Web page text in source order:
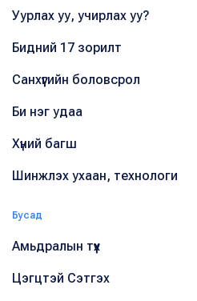
Уурлах уу, учирлах уу?
Бидний 17 зорилт
Санхүүгийн боловсрол
Би нэг удаа
Хүний багш
Шинжлэх ухаан, технологи
Бусад
Амьдралын түүх
Цэгцтэй Сэтгэх